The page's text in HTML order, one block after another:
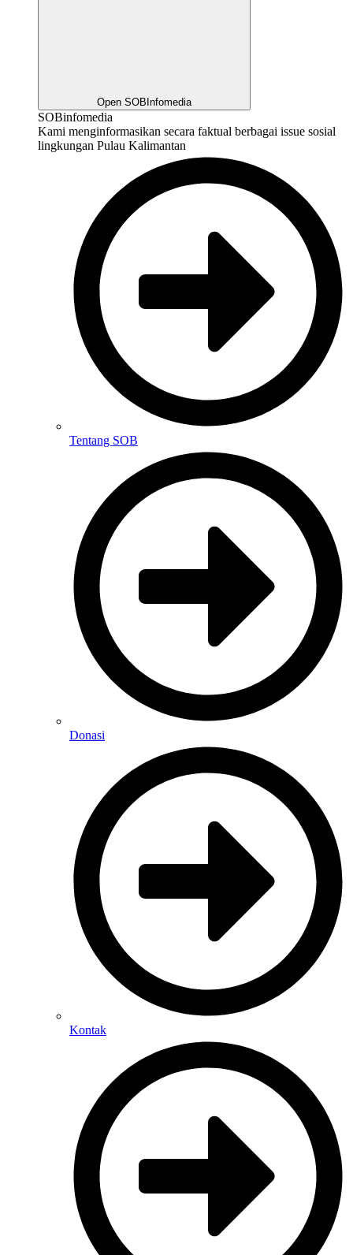
Open SOBInfomedia
SOBinfomedia
Kami menginformasikan secara faktual berbagai issue sosial
lingkungan Pulau Kalimantan
Tentang SOB
Donasi
Kontak